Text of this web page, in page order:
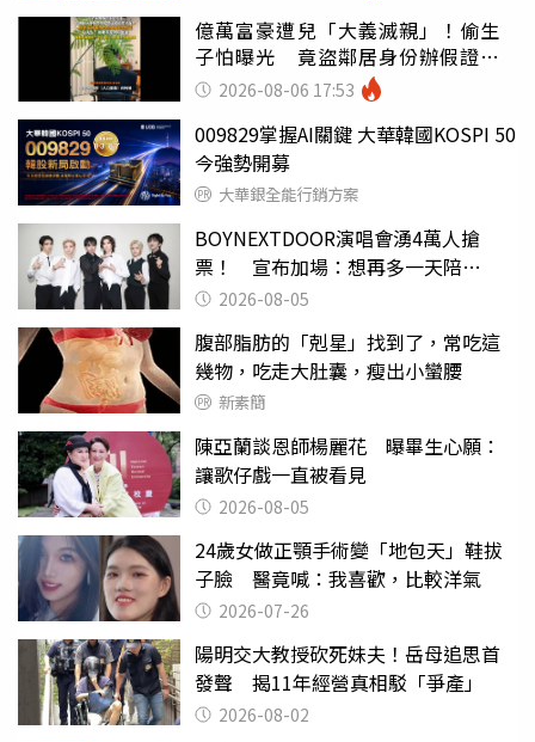
億萬富豪遭兒「大義滅親」！偷生
子怕曝光 竟盜鄰居身份辦假證落
戶 2026-08-06 17:53
009829掌握AI關鍵 大華韓國KOSPI 50
今強勢開募
大華銀全能行銷方案
BOYNEXTDOOR演唱會湧4萬人搶
票！ 宣布加場：想再多一天陪
ONEDOOR
2026-08-05
腹部脂肪的「剋星」找到了，常吃這
幾物，吃走大肚囊，瘦出小蠻腰
新素簡
陳亞蘭談恩師楊麗花 曝畢生心願：
讓歌仔戲一直被看見
2026-08-05
24歲女做正顎手術變「地包天」鞋拔
子臉 醫竟喊：我喜歡，比較洋氣
2026-07-26
陽明交大教授砍死妹夫！岳母追思首
發聲 揭11年經營真相駁「爭產」
2026-08-02